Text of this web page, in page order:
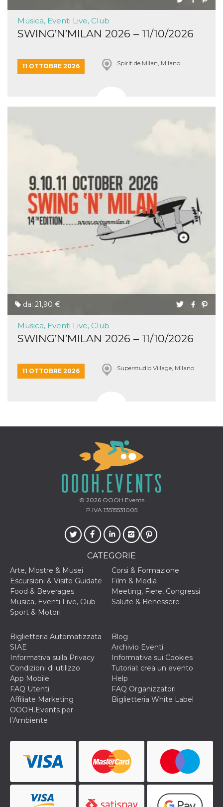
Musica, Eventi Live, Club
SWING’N’MILAN 2026 – 11/10/2026
11 OTTOBRE 2026 Spirit de Milan, Milano
da: 21,90 €
Musica, Eventi Live, Club
SWING’N’MILAN 2026 – 11/10/2026
11 OTTOBRE 2026 Superstudio Village, Milano
© 2026OOOH.Events
P.IVA 13515531005
CATEGORIE
Arte, Mostre & Musei
Corsi & Formazione
Escursioni & Visite Guidate
Film & Media
Food & Beverages
Meeting, Fiere, Congressi
Musica, Eventi Live, Club
Salute & Benessere
Sport & Motori
Biglietteria Automatizzata
SIAE
Blog
Archivio Eventi
Informativa sulla Privacy
Informativa sui Cookies
Condizioni di utilizzo
Tutorial: crea un evento
App Mobile
Help
FAQ Utenti
FAQ Organizzatori
Affiliate Marketing
Biglietteria White Label
OOOH.Events per
l’Ambiente